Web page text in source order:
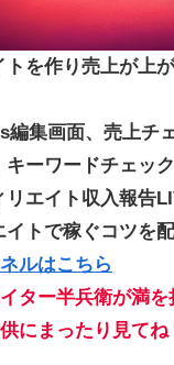
トを作り売上が上
編集画面、売上チ
キーワードチェッ
リエイト収入報告
イトで稼ぐコツを
ルはこちら
ター半兵衛が満
にまったり見てね